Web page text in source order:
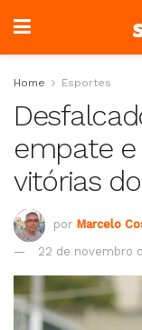
Home Esportes
empate e
vitórias
por Marcelo
22 de novembro